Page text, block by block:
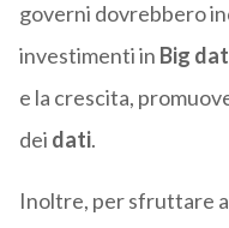
governi dovrebbero
investimenti in Big
e la crescita,
dei dati.
Inoltre, per sfruttare